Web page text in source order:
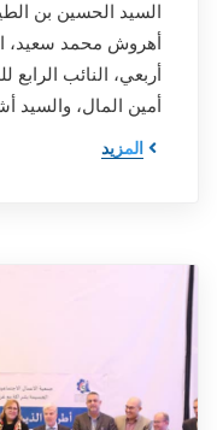
السيد الحسين بن
أهروش محمد سعيد،
أربعي، النائب
أمين المال، والسيد
المزيد